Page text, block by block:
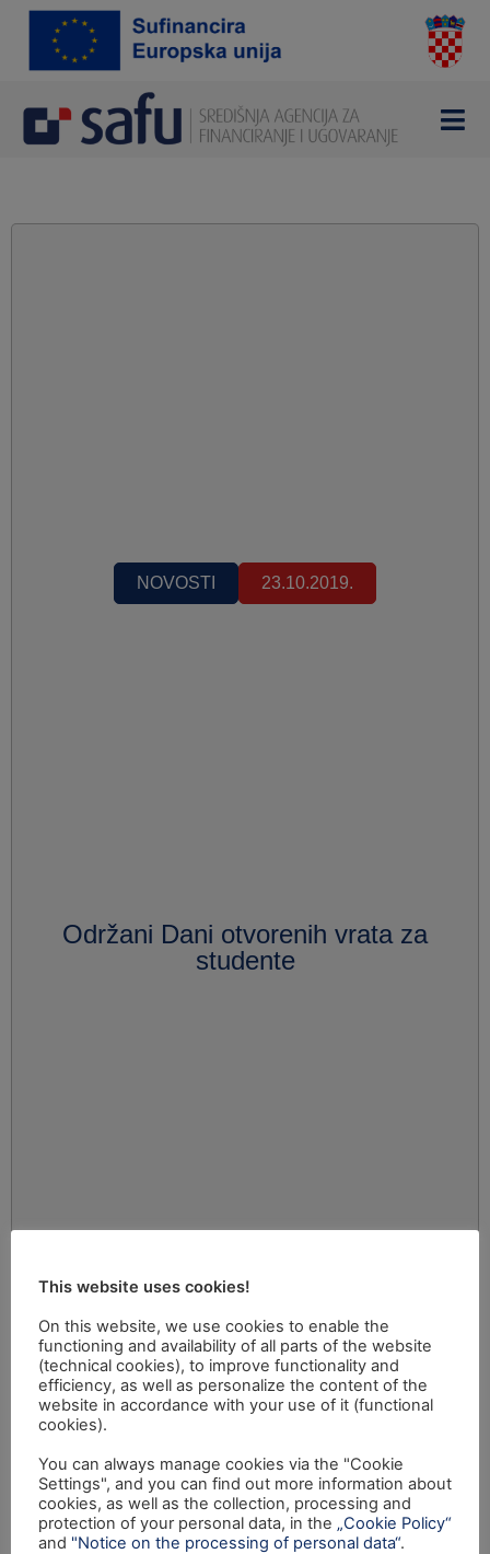
NOVOSTI 23.10.2019.
Održani Dani otvorenih vrata za
studente
This website uses cookies!
On this website, we use cookies to enable the
functioning and availability of all parts of the website
(technical cookies), to improve functionality and
efficiency, as well as personalize the content of the
website in accordance with your use of it (functional
cookies).
You can always manage cookies via the "Cookie
Settings", and you can find out more information about
cookies, as well as the collection, processing and
protection of your personal data, in the „Cookie Policy“
and "Notice on the processing of personal data“.